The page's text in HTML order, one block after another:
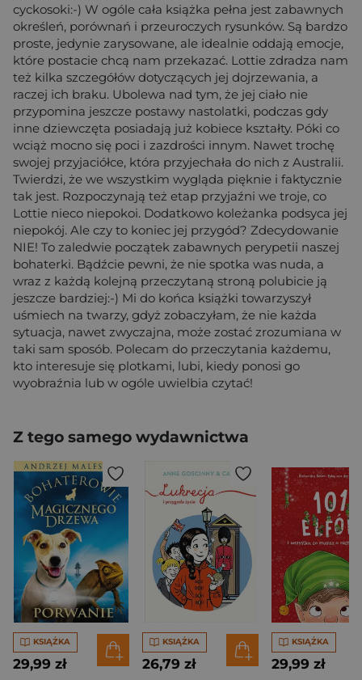
cyckosoki:-) W ogóle cała książka pełna jest zabawnych
określeń, porównań i przeuroczych rysunków. Są bardzo
proste, jedynie zarysowane, ale idealnie oddają emocje,
które postacie chcą nam przekazać. Lottie zdradza nam
też kilka szczegółów dotyczących jej dojrzewania, a
raczej ich braku. Ubolewa nad tym, że jej ciało nie
przypomina jeszcze postawy nastolatki, podczas gdy
inne dziewczęta posiadają już kobiece kształty. Póki co
wciąż mocno się poci i zazdrości innym. Nawet trochę
swojej przyjaciółce, która przyjechała do nich z Australii.
Twierdzi, że we wszystkim wygląda pięknie i faktycznie
tak jest. Rozpoczynają też etap przyjaźni we troje, co
Lottie nieco niepokoi. Dodatkowo koleżanka podsyca jej
niepokój. Ale czy to koniec jej przygód? Zdecydowanie
NIE! To zaledwie początek zabawnych perypetii naszej
bohaterki. Bądźcie pewni, że nie spotka was nuda, a
wraz z każdą kolejną przeczytaną stroną polubicie ją
jeszcze bardziej:-) Mi do końca książki towarzyszył
uśmiech na twarzy, gdyż zobaczyłam, że nie każda
sytuacja, nawet zwyczajna, może zostać zrozumiana w
taki sam sposób. Polecam do przeczytania każdemu,
kto interesuje się plotkami, lubi, kiedy ponosi go
wyobraźnia lub w ogóle uwielbia czytać!
Z tego samego wydawnictwa
KSIĄŻKA
29,99 zł
KSIĄŻKA
26,79 zł
KSIĄŻKA
29,99 zł